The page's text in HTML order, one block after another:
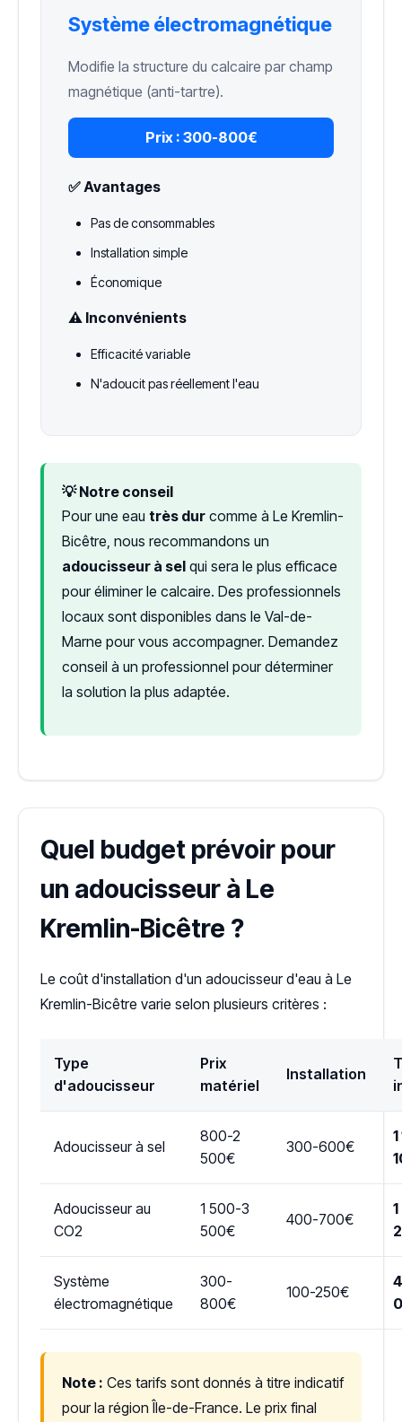
Système électromagnétique
Modifie la structure du calcaire par champ
magnétique (anti-tartre).
Prix : 300-800€
✅ Avantages
Pas de consommables
Installation simple
Économique
⚠️ Inconvénients
Efficacité variable
N'adoucit pas réellement l'eau
💡 Notre conseil
Pour une eau très dur comme à Le Kremlin-
Bicêtre, nous recommandons un
adoucisseur à sel qui sera le plus efficace
pour éliminer le calcaire. Des professionnels
locaux sont disponibles dans le Val-de-
Marne pour vous accompagner. Demandez
conseil à un professionnel pour déterminer
la solution la plus adaptée.
Quel budget prévoir pour
un adoucisseur à Le
Kremlin-Bicêtre ?
Le coût d'installation d'un adoucisseur d'eau à Le
Kremlin-Bicêtre varie selon plusieurs critères :
Type
d'adoucisseur
Prix
matériel
Installation
Adoucisseur à sel
800-2
500€
300-600€
Adoucisseur au
CO2
1 500-3
500€
400-700€
Système
électromagnétique
300-
800€
100-250€
Note : Ces tarifs sont donnés à titre indicatif
pour la région Île-de-France. Le prix final